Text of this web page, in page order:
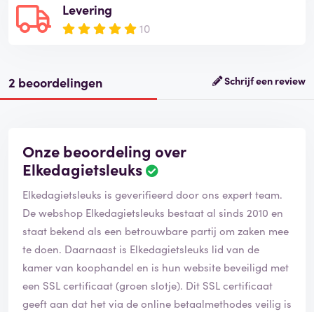
Levering
10
2 beoordelingen Schrijf een review
Onze beoordeling over
Elkedagietsleuks
B
o
o
r
d
e
l
i
n
Elkedagietsleuks is geverifieerd door ons expert team.
De webshop Elkedagietsleuks bestaat al sinds 2010 en
staat bekend als een betrouwbare partij om zaken mee
te doen. Daarnaast is Elkedagietsleuks lid van de
kamer van koophandel en is hun website beveiligd met
een SSL certificaat (groen slotje). Dit SSL certificaat
geeft aan dat het via de online betaalmethodes veilig is